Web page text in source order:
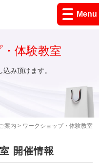
Menu
案内 > ワークショップ・体験教室
体験教室
み頂けます。
開催情報